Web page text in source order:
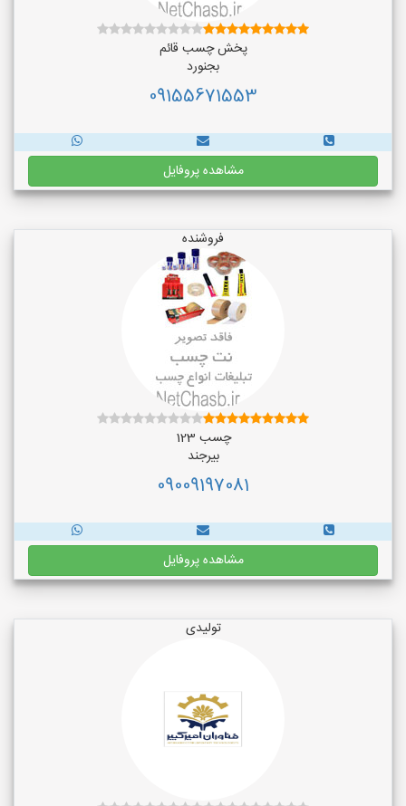
پخش چسب قائم
بجنورد
09155671553
مشاهده پروفایل
فروشنده
چسب 123
بیرجند
09009197081
مشاهده پروفایل
تولیدی